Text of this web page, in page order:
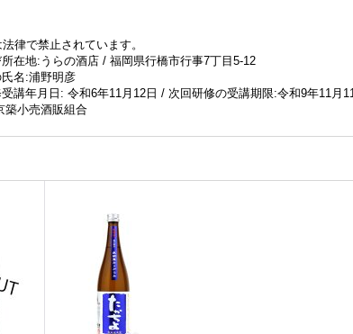
律で禁止されています。
在地:うらの酒店 / 福岡県行橋市行事7丁目5-12
名:浦野明彦
講年月日: 令和6年11月12日 / 次回研修の受講期限:令和9年11月
築小売酒販組合